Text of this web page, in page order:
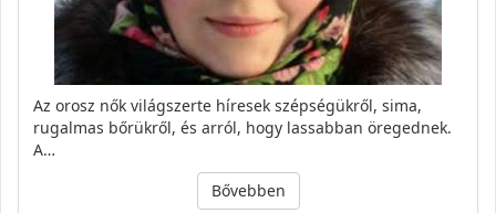
Az orosz nők világszerte híresek szépségükről, sima,
rugalmas bőrükről, és arról, hogy lassabban öregednek.
A…
Bővebben